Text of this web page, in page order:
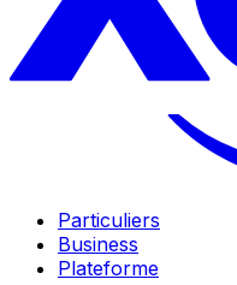
Particuliers
Business
Plateforme